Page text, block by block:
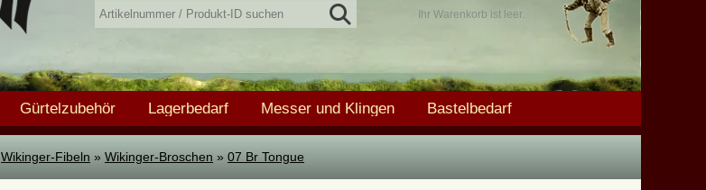
Gürtelzubehör Lagerbedarf Messer und Klingen Bastelbedarf
Ihr Warenkorb ist leer.
Wikinger-Fibeln » Wikinger-Broschen » 07 Br Tongue